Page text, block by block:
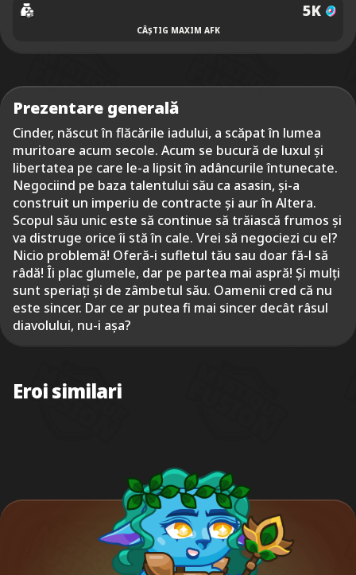
5K
CÂȘTIG MAXIM AFK
Prezentare generală
Cinder, născut în flăcările iadului, a scăpat în lumea
muritoare acum secole. Acum se bucură de luxul și
libertatea pe care le-a lipsit în adâncurile întunecate.
Negociind pe baza talentului său ca asasin, și-a
construit un imperiu de contracte și aur în Altera.
Scopul său unic este să continue să trăiască frumos și
va distruge orice îi stă în cale. Vrei să negociezi cu el?
Nicio problemă! Oferă-i sufletul tău sau doar fă-l să
râdă! Îi plac glumele, dar pe partea mai aspră! Și mulți
sunt speriați și de zâmbetul său. Oamenii cred că nu
este sincer. Dar ce ar putea fi mai sincer decât râsul
diavolului, nu-i așa?
Eroi similari